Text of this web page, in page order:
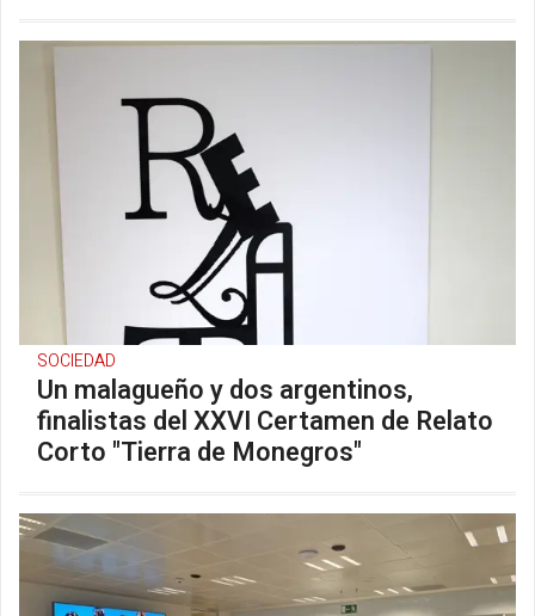
SOCIEDAD
Un malagueño y dos argentinos,
finalistas del XXVI Certamen de Relato
Corto "Tierra de Monegros"